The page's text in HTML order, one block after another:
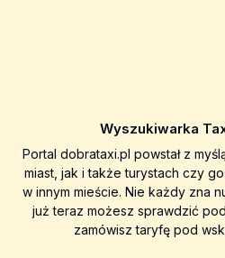
Wyszukiwarka
Portal dobrataxi.pl powstał z
miast, jak i także turystach czy
w innym mieście. Nie każdy zna
już teraz możesz sprawdzić
zamówisz taryfę pod